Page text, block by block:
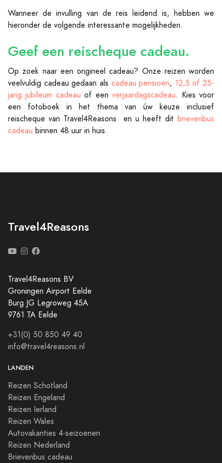
Wanneer de invulling van de reis leidend is, hebben we
hieronder de volgende interessante mogelijkheden.
Geef een reischeque cadeau.
Op zoek naar een origineel cadeau? Onze reizen worden
veelvuldig cadeau gedaan als cadeau pensioen, 12,5 of 25-
jarig jubileum cadeau of eenverjaardagscadeau. Kies voor
een fotoboek in het thema van úw keuze inclusief
reischeque van Travel4Reasons en u heeft dit brievenbus
cadeau binnen 48 uur in huis.
Travel4Reasons
Travel4Reasons BV
Groningen Airport Eelde
Burg JG Legroweg 45A
9761 TA Eelde
+31(0) 50 850 49 40
info@travel4reasons.nl
LANDEN
Reizen Schotland
Reizen Engeland
Reizen Ierland
Reizen Wales
Autovakanties 4-seizoenen
Reizen Nederland
Brievenbus cadeau